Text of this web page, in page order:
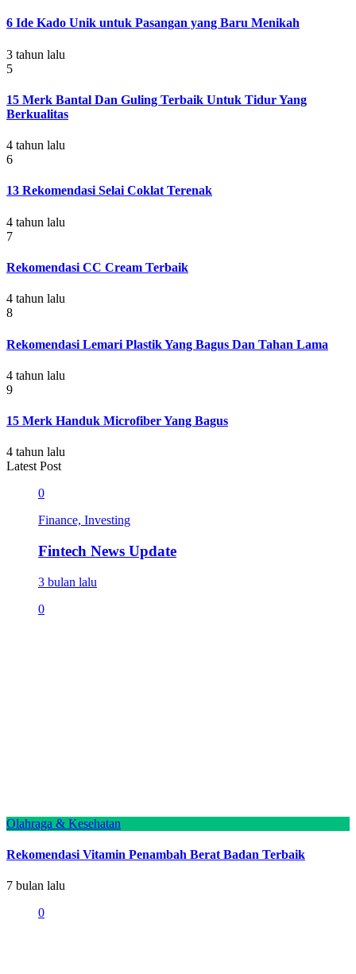
6 Ide Kado Unik untuk Pasangan yang Baru Menikah
3 tahun lalu
5
15 Merk Bantal Dan Guling Terbaik Untuk Tidur Yang
Berkualitas
4 tahun lalu
6
13 Rekomendasi Selai Coklat Terenak
4 tahun lalu
7
Rekomendasi CC Cream Terbaik
4 tahun lalu
8
Rekomendasi Lemari Plastik Yang Bagus Dan Tahan Lama
4 tahun lalu
9
15 Merk Handuk Microfiber Yang Bagus
4 tahun lalu
Latest Post
0
Finance, Investing
Fintech News Update
3 bulan lalu
0
Olahraga & Kesehatan
Rekomendasi Vitamin Penambah Berat Badan Terbaik
7 bulan lalu
0